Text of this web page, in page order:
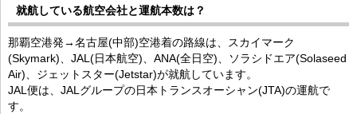
就航している航空会社と運航本数は？
那覇空港発→名古屋(中部)空港着の路線は、スカイマーク
(Skymark)、JAL(日本航空)、ANA(全日空)、ソラシドエア(Solaseed
Air)、ジェットスター(Jetstar)が就航しています。
JAL便は、JALグループの日本トランスオーシャン(JTA)の運航で
す。